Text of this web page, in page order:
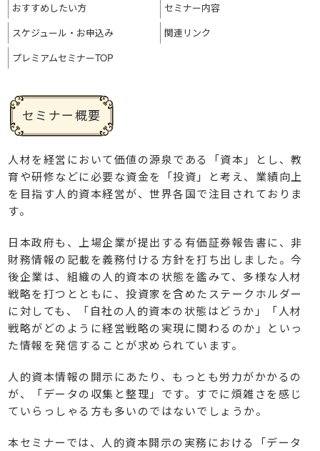
おすすめ したい方
セミナー内容
スケジュール・ お申込み
関連リンク
プレミアムセミナーTOP
セミナー概要
人材を経営において価値の源泉である「資本」とし、教
育や研修などに必要な資金を「投資」と考え、業績向上
を目指す人的資本経営が、世界各国で注目されておりま
す。
日本政府も、上場企業が提出する有価証券報告書に、非
財務情報の記載を義務付ける方針を打ち出しました。今
後企業は、組織の人的資本の状態を鑑みて、多様な人材
戦略を打つとともに、投資家を含めたステークホルダー
に対しても、「自社の人的資本の状態はどうか」「人材
戦略がどのように経営戦略の実現に関わるのか」といっ
た情報を発信することが求められています。
人的資本情報の開示にあたり、もっとも労力がかかるの
が、「データの収集と整理」です。すでに煩雑さを感じ
ていらっしゃる方も多いのではないでしょうか。
本セミナーでは、人的資本開示の実務における「データ